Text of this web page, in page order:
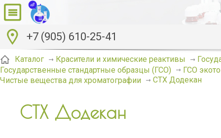
+7 (905) 610-25-41
Каталог Красители и химические реактивы
Государственные стандартные образцы (ГСО)
ГСО
Чистые вещества для хроматографии
СТХ Додекан
СТХ Додекан